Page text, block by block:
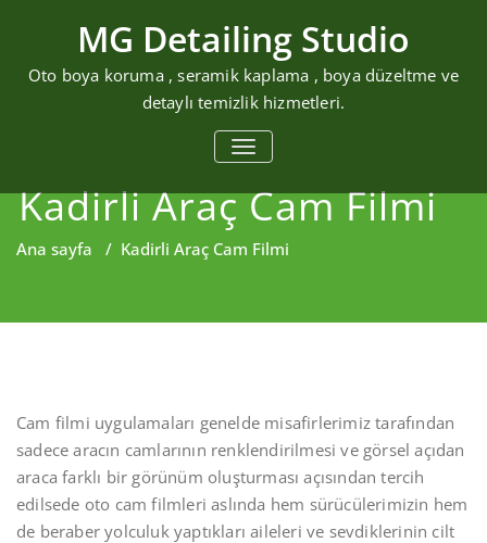
MG Detailing Studio
Oto boya koruma , seramik kaplama , boya düzeltme ve
detaylı temizlik hizmetleri.
MENÜYÜ DEĞIŞTIR
Kadirli Araç Cam Filmi
Ana sayfa / Kadirli Araç Cam Filmi
Cam filmi uygulamaları genelde misafirlerimiz tarafından
sadece aracın camlarının renklendirilmesi ve görsel açıdan
araca farklı bir görünüm oluşturması açısından tercih
edilsede oto cam filmleri aslında hem sürücülerimizin hem
de beraber yolculuk yaptıkları aileleri ve sevdiklerinin cilt